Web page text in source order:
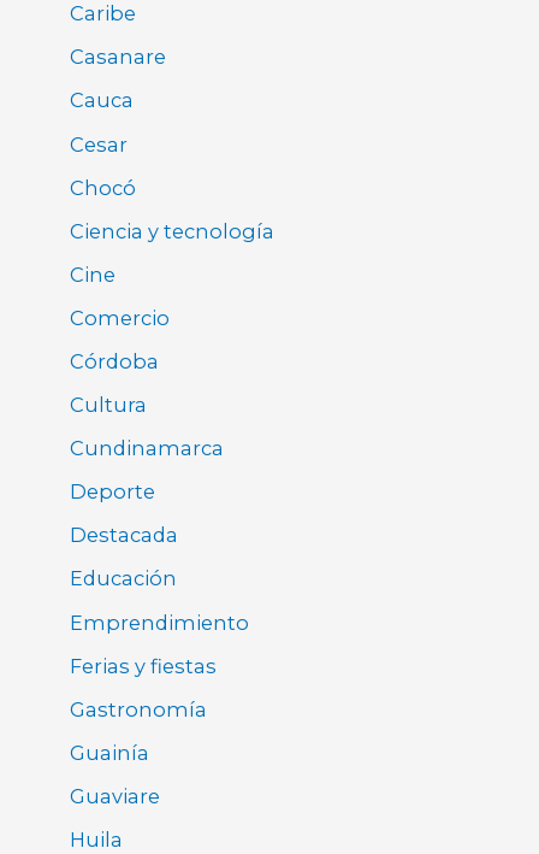
Caribe
Casanare
Cauca
Cesar
Chocó
Ciencia y tecnología
Cine
Comercio
Córdoba
Cultura
Cundinamarca
Deporte
Destacada
Educación
Emprendimiento
Ferias y fiestas
Gastronomía
Guainía
Guaviare
Huila